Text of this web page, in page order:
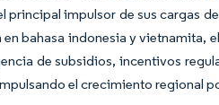
principal impulsor de sus cargas
bahasa indonesia y vietnamita,
de subsidios, incentivos
el crecimiento regional